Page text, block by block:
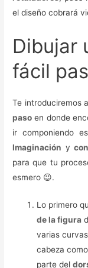
el diseño cobrará
Dibujar
fácil
Te introduciremos
paso en donde
ir componiendo
Imaginación y
para que tu
esmero 😉.
Lo primero
de la figura
varias
cabeza
parte del